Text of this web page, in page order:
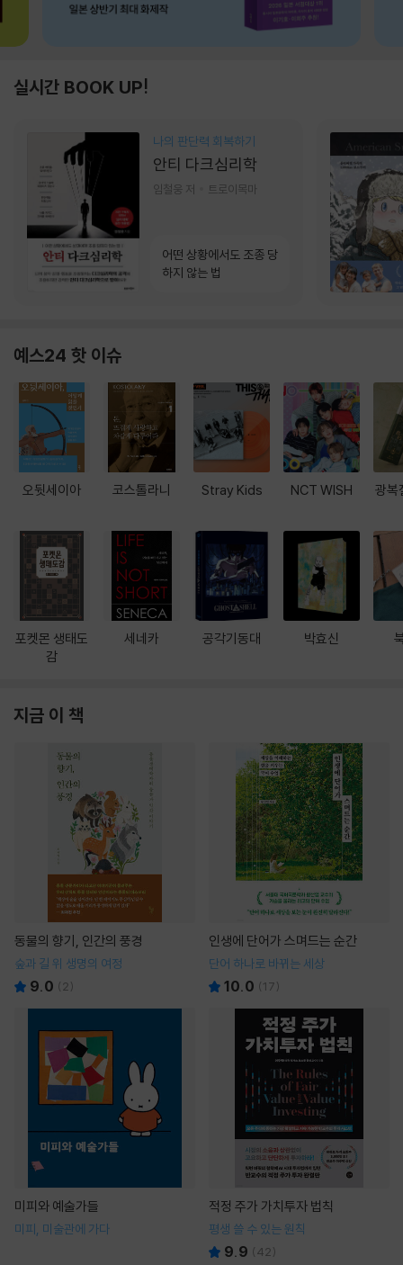
실시간 BOOK UP!
나의 판단력 회복하기
안티 다크심리학
임철웅 저 트로이목마
어떤 상황에서도 조종 당
하지 않는 법
예스24 핫 이슈
오뒷세이아
포켓몬 생태도
감
코스톨라니
세네카
Stray Kids
공각기동대
NCT WISH
박효신
광복
지금 이 책
동물의 향기, 인간의 풍경
숲과 길 위 생명의 여정
9.0 ( 2)
인생에 단어가 스며드는 순간
단어 하나로 바뀌는 세상
10.0 (17)
미피와 예술가들
미피, 미술관에 가다
적정 주가 가치투자 법칙
평생 쓸 수 있는 원칙
9.9 (42)